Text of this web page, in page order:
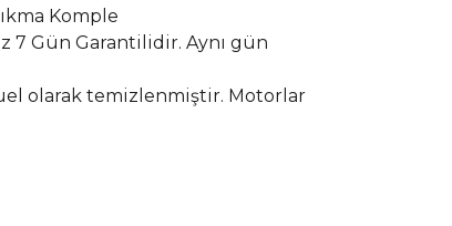
Komple
Gün Garantilidir. Aynı gün
olarak temizlenmiştir. Motorlar